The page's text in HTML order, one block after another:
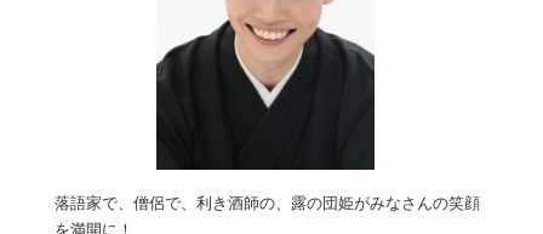
落語家で、僧侶で、利き酒師の、露の団姫がみなさんの笑顔
を満開に！